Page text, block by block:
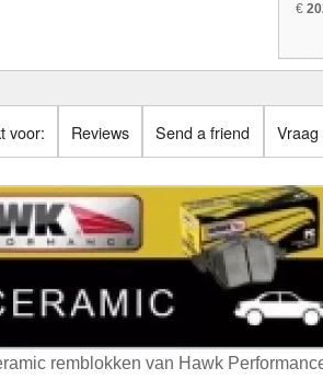
€
voor: Reviews Send a friend
remblokken van Hawk